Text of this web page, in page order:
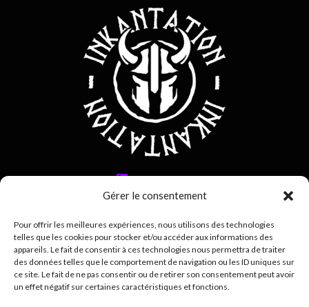
Gérer le consentement
Pour offrir les meilleures expériences, nous utilisons des technologies
telles que les cookies pour stocker et/ou accéder aux informations des
appareils. Le fait de consentir à ces technologies nous permettra de traiter
des données telles que le comportement de navigation ou les ID uniques sur
ce site. Le fait de ne pas consentir ou de retirer son consentement peut avoir
un effet négatif sur certaines caractéristiques et fonctions.
0692 42 38 80
contact@inkantation.re
Suivez-nous sur